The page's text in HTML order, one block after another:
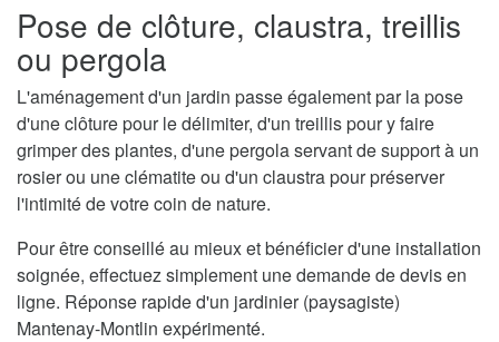
Pose de clôture, claustra, treillis
ou pergola
L'aménagement d'un jardin passe également par la pose
d'une clôture pour le délimiter, d'un treillis pour y faire
grimper des plantes, d'une pergola servant de support à un
rosier ou une clématite ou d'un claustra pour préserver
l'intimité de votre coin de nature.
Pour être conseillé au mieux et bénéficier d'une installation
soignée, effectuez simplement une demande de devis en
ligne. Réponse rapide d'un jardinier (paysagiste)
Mantenay-Montlin expérimenté.